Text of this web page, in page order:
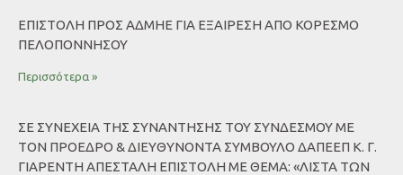
ΕΠΙΣΤΟΛΉ ΠΡΟΣ ΑΔΜΗΕ ΓΙΑ ΕΞΑΊΡΕΣΗ ΑΠΌ ΚΟΡΕΣΜΌ
ΠΕΛΟΠΟΝΝΉΣΟΥ
Περισσότερα »
ΣΕ ΣΥΝΕΧΕΙΑ ΤΗΣ ΣΥΝΑΝΤΗΣΗΣ ΤΟΥ ΣΥΝΔΕΣΜΟΥ ΜΕ
ΤΟΝ ΠΡΟΕΔΡΟ & ΔΙΕΥΘΥΝΟΝΤΑ ΣΥΜΒΟΥΛΟ ΔΑΠΕΕΠ Κ. Γ.
ΓΙΑΡΕΝΤΗ ΑΠΕΣΤΑΛΗ ΕΠΙΣΤΟΛΗ ΜΕ ΘΕΜΑ: «ΛΙΣΤΑ ΤΩΝ